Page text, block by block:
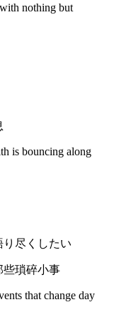
nothing but
is bouncing along
尽くしたい
些瑣碎小事
that change day